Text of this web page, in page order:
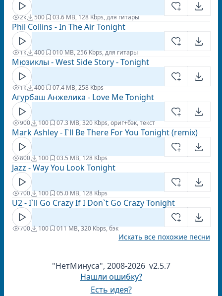
2к 500 03.6 MB, 128 Kbps, для гитары
Phil Collins - In The Air Tonight
1к 400 010 MB, 256 Kbps, для гитары
Мюзиклы - West Side Story - Tonight
1к 400 07.4 MB, 258 Kbps
Агурбаш Анжелика - Love Me Tonight
900 100 07.3 MB, 320 Kbps, ориг+бэк, текст
Mark Ashley - I`ll Be There For You Tonight (remix)
800 100 03.5 MB, 128 Kbps
Jazz - Way You Look Tonight
700 100 05.0 MB, 128 Kbps
U2 - I`ll Go Crazy If I Don`t Go Crazy Tonight
700 100 011 MB, 320 Kbps, бэк
Искать все похожие песни
"НетМинуса", 2008-2026 v2.5.7
Нашли ошибку?
Есть идея?